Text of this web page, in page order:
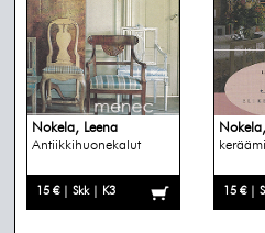
Nokela, Leena
Antiikkihuonekalut
15 € | Skk | K3 15 € |